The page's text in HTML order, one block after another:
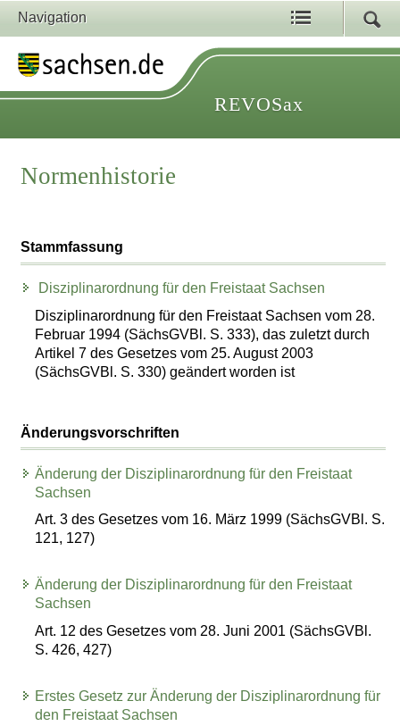
Navigation
REVOSax
Normenhistorie
Stammfassung
Disziplinarordnung für den Freistaat Sachsen
Disziplinarordnung für den Freistaat Sachsen vom 28.
Februar 1994 (SächsGVBl. S. 333), das zuletzt durch
Artikel 7 des Gesetzes vom 25. August 2003
(SächsGVBl. S. 330) geändert worden ist
Änderungsvorschriften
Änderung der Disziplinarordnung für den Freistaat
Sachsen
Art. 3 des Gesetzes vom 16. März 1999 (SächsGVBl. S.
121, 127)
Änderung der Disziplinarordnung für den Freistaat
Sachsen
Art. 12 des Gesetzes vom 28. Juni 2001 (SächsGVBl.
S. 426, 427)
Erstes Gesetz zur Änderung der Disziplinarordnung für
den Freistaat Sachsen